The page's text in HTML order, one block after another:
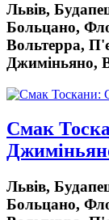
Львів,
Больцано,
Вольтерра,
Джиміньяно,
Смак
Львів,
Больцано,